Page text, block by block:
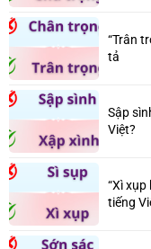
“Trân
tả
Sập
Việt?
“Xì
tiếng